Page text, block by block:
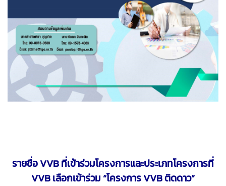
รายชื่อ VVB ที่เข้าร่วมโครงการและประเภทโครงการที่
VVB เลือกเข้าร่วม “โครงการ VVB ติดดาว”